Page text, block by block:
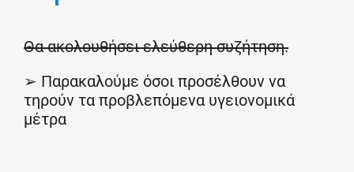
Θα ακολουθήσει ελεύθερη συζήτηση.
➢ Παρακαλούμε όσοι προσέλθουν να
τηρούν τα προβλεπόμενα υγειονομικά
μέτρα